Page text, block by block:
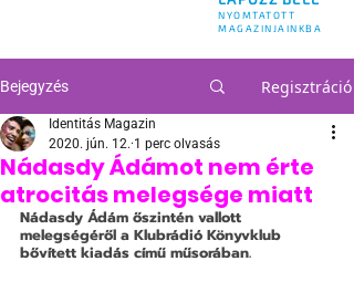
NYOMTATOTT
MAGAZINJAINKBA
Bejegyzés Regisztráció
Nádasdy Ádámot nem érte
atrocitás melegsége miatt
Identitás Magazin
2020. jún. 12. 1 perc olvasás
Nádasdy Ádám őszintén vallott
melegségéről a Klubrádió Könyvklub
bővített kiadás című műsorában.